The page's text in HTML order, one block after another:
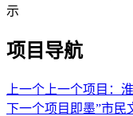
示
项目导航
上一个 上一个项目：
下一个项目 即墨”市民